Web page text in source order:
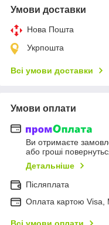
Умови доставки
Нова Пошта
Укрпошта
Всі умови доставки
Умови оплати
Ви отримаєте
або гроші
Детальніше
Післяплата
Оплата картою Visa,